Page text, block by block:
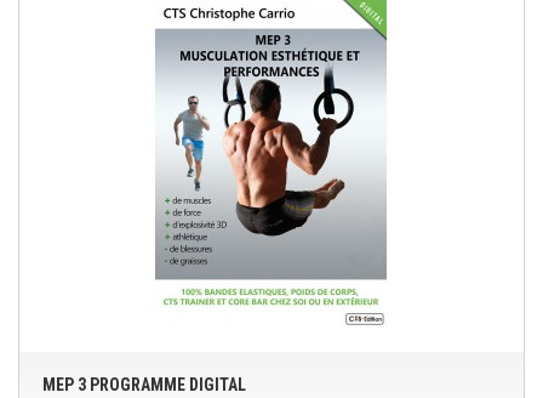
MEP 3 PROGRAMME DIGITAL